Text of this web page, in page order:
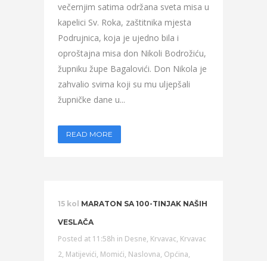
večernjim satima održana sveta misa u
kapelici Sv. Roka, zaštitnika mjesta
Podrujnica, koja je ujedno bila i
oproštajna misa don Nikoli Bodrožiću,
župniku župe Bagalovići. Don Nikola je
zahvalio svima koji su mu uljepšali
župničke dane u...
READ MORE
15 kol MARATON SA 100-TINJAK NAŠIH
VESLAČA
Posted at 11:58h in Desne, Krvavac, Krvavac
2, Matijevići, Momići, Naslovna, Općina,